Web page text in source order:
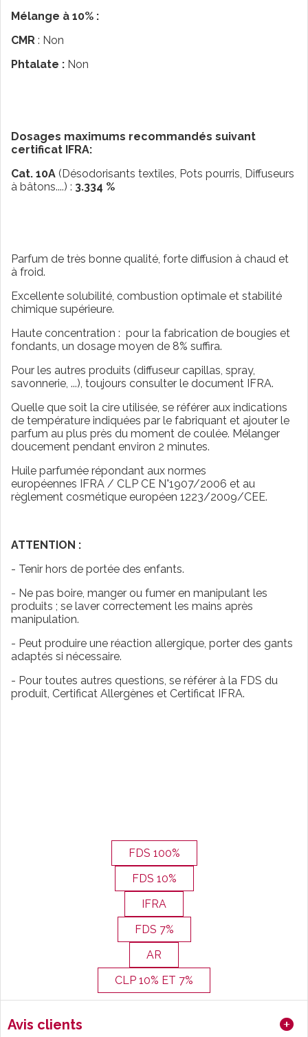
Mélange à 10% :
CMR : Non
Phtalate : Non
Dosages maximums recommandés suivant
certificat IFRA:
Cat. 10A (Désodorisants textiles, Pots pourris, Diffuseurs
à bâtons....) : 3.334 %
Parfum de très bonne qualité, forte diffusion à chaud et
à froid.
Excellente solubilité, combustion optimale et stabilité
chimique supérieure.
Haute concentration : pour la fabrication de bougies et
fondants, un dosage moyen de 8% suffira.
Pour les autres produits (diffuseur capillas, spray,
savonnerie, ...), toujours consulter le document IFRA.
Quelle que soit la cire utilisée, se référer aux indications
de température indiquées par le fabriquant et ajouter le
parfum au plus près du moment de coulée. Mélanger
doucement pendant environ 2 minutes.
Huile parfumée répondant aux normes
européennes IFRA / CLP CE N°1907/2006 et au
règlement cosmétique européen 1223/2009/CEE.
ATTENTION :
- Tenir hors de portée des enfants.
- Ne pas boire, manger ou fumer en manipulant les
produits ; se laver correctement les mains après
manipulation.
- Peut produire une réaction allergique, porter des gants
adaptés si nécessaire.
- Pour toutes autres questions, se référer à la FDS du
produit, Certificat Allergènes et Certificat IFRA.
FDS 100%
FDS 10%
IFRA
FDS 7%
AR
CLP 10% ET 7%
Avis clients